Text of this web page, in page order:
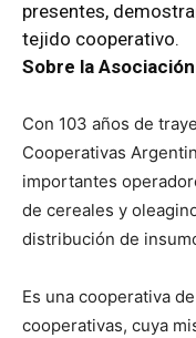
presentes,
tejido cooperativo.
Sobre la
Con 103 años de
Cooperativas
importantes
de cereales y
distribución de
Es una cooperativa
cooperativas, cuya